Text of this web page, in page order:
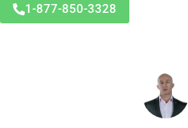
1-877-850-3328